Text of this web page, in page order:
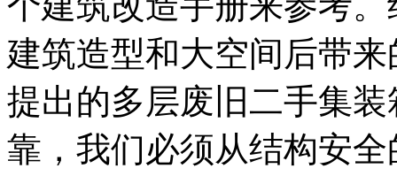
建筑造型和大空间后带
提出的多层废旧二手集
靠，我们必须从结构安